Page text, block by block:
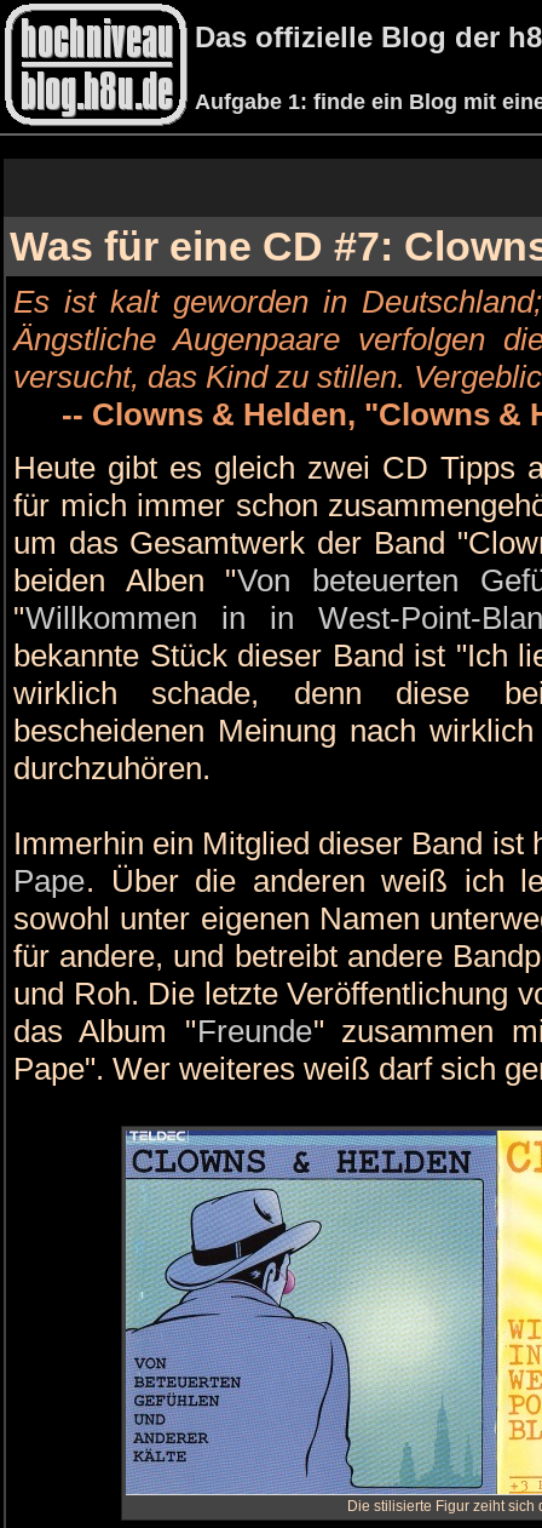
Das offizielle Blog der
Aufgabe 1: finde ein Blog mit
Was für eine CD #7:
Es ist kalt geworden in
Ängstliche Augenpaare verfolgen
versucht, das Kind zu stillen.
-- Clowns & Helden, "Clowns &
Heute gibt es gleich zwei CD Tipps
für mich immer schon
um das Gesamtwerk der Band
beiden Alben "Von beteuerten
"Willkommen in in West-Point-
bekannte Stück dieser Band ist "Ich
wirklich schade, denn diese
bescheidenen Meinung nach
durchzuhören.
Immerhin ein Mitglied dieser Band
Pape. Über die anderen weiß ich
sowohl unter eigenen Namen
für andere, und betreibt andere
und Roh. Die letzte Veröffentlichung
das Album "Freunde" zusammen
Pape". Wer weiteres weiß darf sich
Die stilisierte Figur zeiht sich